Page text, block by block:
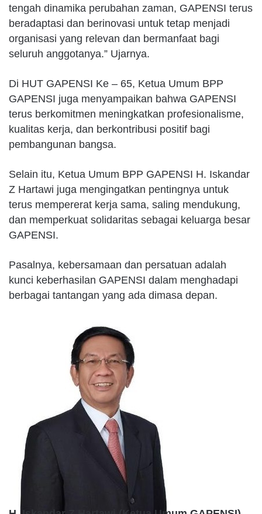
tengah dinamika perubahan zaman, GAPENSI terus
beradaptasi dan berinovasi untuk tetap menjadi
organisasi yang relevan dan bermanfaat bagi
seluruh anggotanya.” Ujarnya.
Di HUT GAPENSI Ke – 65, Ketua Umum BPP
GAPENSI juga menyampaikan bahwa GAPENSI
terus berkomitmen meningkatkan profesionalisme,
kualitas kerja, dan berkontribusi positif bagi
pembangunan bangsa.
Selain itu, Ketua Umum BPP GAPENSI H. Iskandar
Z Hartawi juga mengingatkan pentingnya untuk
terus mempererat kerja sama, saling mendukung,
dan memperkuat solidaritas sebagai keluarga besar
GAPENSI.
Pasalnya, kebersamaan dan persatuan adalah
kunci keberhasilan GAPENSI dalam menghadapi
berbagai tantangan yang ada dimasa depan.